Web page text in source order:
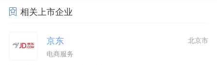
相关上市企业
京东
电商服务
北京市